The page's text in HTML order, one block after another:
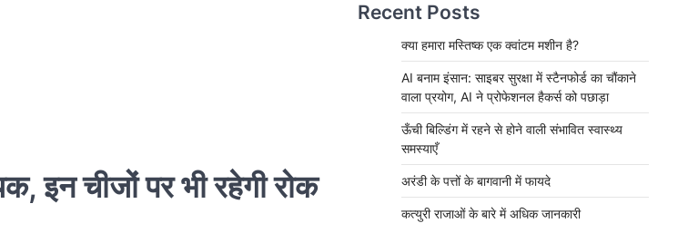
इन चीजों पर भी रहेगी रोक
Recent Posts
क्या हमारा मस्तिष्क एक क्वांटम मशीन है?
AI बनाम इंसान: साइबर सुरक्षा में स्टैनफोर्ड का चौंकाने
वाला प्रयोग, AI ने प्रोफेशनल हैकर्स को पछाड़ा
ऊँची बिल्डिंग में रहने से होने वाली संभावित स्वास्थ्य
समस्याएँ
अरंडी के पत्तों के बागवानी में फायदे
कत्युरी राजाओं के बारे में अधिक जानकारी